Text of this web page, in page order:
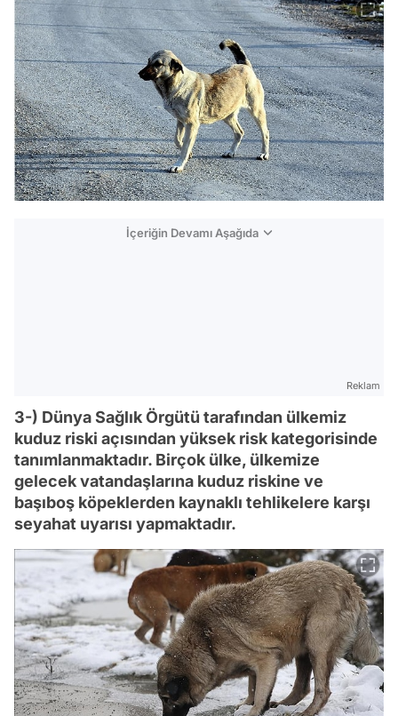
İçeriğin Devamı Aşağıda
Reklam
3-) Dünya Sağlık Örgütü tarafından ülkemiz
kuduz riski açısından yüksek risk kategorisinde
tanımlanmaktadır. Birçok ülke, ülkemize
gelecek vatandaşlarına kuduz riskine ve
başıboş köpeklerden kaynaklı tehlikelere karşı
seyahat uyarısı yapmaktadır.